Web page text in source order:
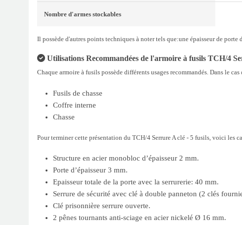
Nombre d'armes stockables
Il possède d'autres points techniques à noter tels que:une épaisseur de
Utilisations Recommandées de l'armoire à fusils TCH/4
Chaque armoire à fusils possède différents usages recommandés. Dans le
Fusils de chasse
Coffre interne
Chasse
Pour terminer cette présentation du TCH/4 Serrure A clé - 5 fusils, voici les
Structure en acier monobloc d’épaisseur 2 mm.
Porte d’épaisseur 3 mm.
Epaisseur totale de la porte avec la serrurerie: 40 mm.
Serrure de sécurité avec clé à double panneton (2 clés
Clé prisonnière serrure ouverte.
2 pênes tournants anti-sciage en acier nickelé Ø 16 mm.